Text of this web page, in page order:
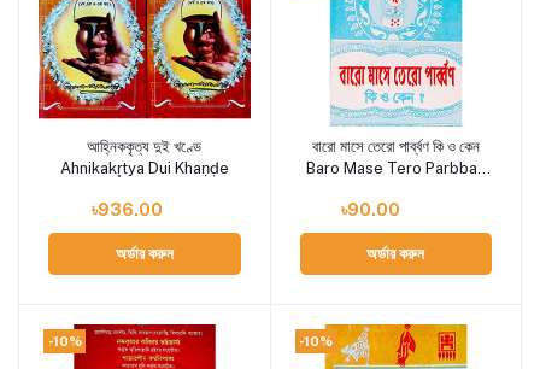
Add to cart
আহ্নিককৃত্য দুই খণ্ডে
Ahnikakr̥tya Dui Khaṇḍe
৳936.00
অর্ডার করুন
Add to cart
বারো মাসে তেরো পার্ব্বণ কি ও কেন
Baro Mase Tero Parbbaṇ
৳90.00
অর্ডার করুন
-10% -10%